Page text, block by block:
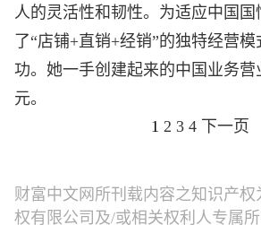
人的灵活性和韧性。为适应中国
了“店铺+直销+经销”的独特经营
功。她一手创建起来的中国业务营
元。
1 2 3 4 下一页
财富中文网所刊载内容之知识产
权有限公司及/或相关权利人专属